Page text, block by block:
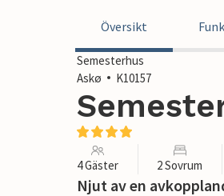
Översikt
Semesterhus
Askø
K10157
4 Gäster 2 Sovrum
Njut av en